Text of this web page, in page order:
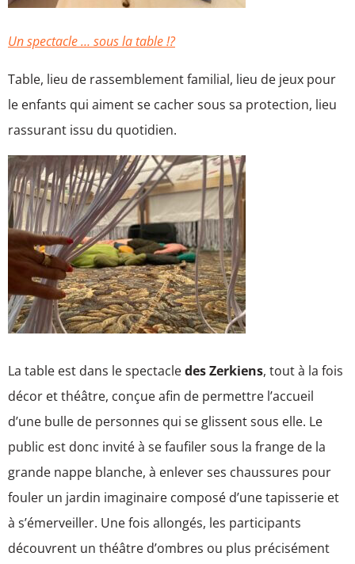
Un spectacle … sous la table !?
Table, lieu de rassemblement familial, lieu de jeux pour
le enfants qui aiment se cacher sous sa protection, lieu
rassurant issu du quotidien.
La table est dans le spectacledes Zerkiens, tout à la fois
décor et théâtre, conçue afin de permettre l’accueil
d’une bulle de personnes qui se glissent sous elle. Le
public est donc invité à se faufiler sous la frange de la
grande nappe blanche, à enlever ses chaussures pour
fouler un jardin imaginaire composé d’une tapisserie et
à s’émerveiller. Une fois allongés, les participants
découvrent un théâtre d’ombres ou plus précisément